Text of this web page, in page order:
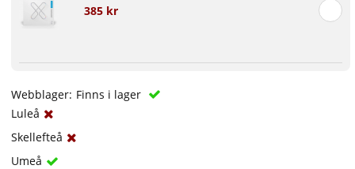
385 kr
Webblager: Finns i lager
Luleå
Skellefteå
Umeå